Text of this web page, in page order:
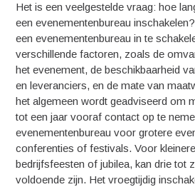
Het is een veelgestelde vraag: hoe
een evenementenbureau
een evenementenbureau in te
verschillende factoren, zoals de
het evenement, de beschikbaarheid
en leveranciers, en de mate van
het algemeen wordt geadviseerd om
tot een jaar vooraf contact op te
evenementenbureau voor grotere
conferenties of festivals. Voor
bedrijfsfeesten of jubilea, kan drie tot
voldoende zijn. Het vroegtijdig